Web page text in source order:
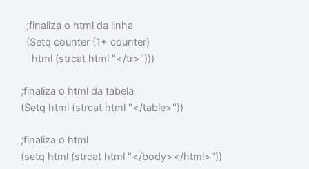
;finaliza o html da linha
(Setq counter (1+ counter)
html (strcat html "</tr>")))
;finaliza o html da tabela
(Setq html (strcat html "</table>"))
;finaliza o html
(setq html (strcat html "</body></html>"))